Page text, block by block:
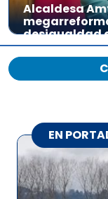
Alcaldesa
desigualdad
EN